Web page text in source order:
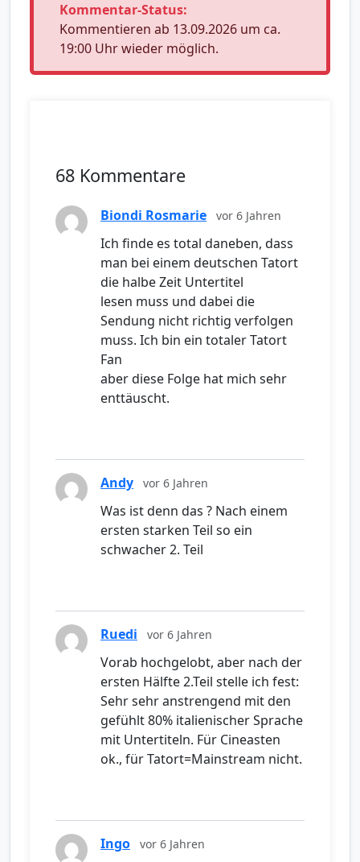
Kommentar-Status:
Kommentieren ab 13.09.2026 um ca.
19:00 Uhr wieder möglich.
68 Kommentare
Biondi Rosmarie vor 6 Jahren
Ich finde es total daneben, dass
man bei einem deutschen Tatort
die halbe Zeit Untertitel
lesen muss und dabei die
Sendung nicht richtig verfolgen
muss. Ich bin ein totaler Tatort
Fan
aber diese Folge hat mich sehr
enttäuscht.
Andy vor 6 Jahren
Was ist denn das ? Nach einem
ersten starken Teil so ein
schwacher 2. Teil
Ruedi vor 6 Jahren
Vorab hochgelobt, aber nach der
ersten Hälfte 2.Teil stelle ich fest:
Sehr sehr anstrengend mit den
gefühlt 80% italienischer Sprache
mit Untertiteln. Für Cineasten
ok., für Tatort=Mainstream nicht.
Ingo vor 6 Jahren